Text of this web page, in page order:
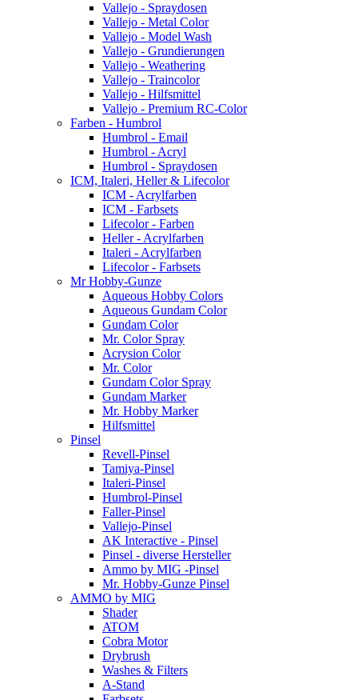
Vallejo - Spraydosen
Vallejo - Metal Color
Vallejo - Model Wash
Vallejo - Grundierungen
Vallejo - Weathering
Vallejo - Traincolor
Vallejo - Hilfsmittel
Vallejo - Premium RC-Color
Farben - Humbrol
Humbrol - Email
Humbrol - Acryl
Humbrol - Spraydosen
ICM, Italeri, Heller & Lifecolor
ICM - Acrylfarben
ICM - Farbsets
Lifecolor - Farben
Heller - Acrylfarben
Italeri - Acrylfarben
Lifecolor - Farbsets
Mr Hobby-Gunze
Aqueous Hobby Colors
Aqueous Gundam Color
Gundam Color
Mr. Color Spray
Acrysion Color
Mr. Color
Gundam Color Spray
Gundam Marker
Mr. Hobby Marker
Hilfsmittel
Pinsel
Revell-Pinsel
Tamiya-Pinsel
Italeri-Pinsel
Humbrol-Pinsel
Faller-Pinsel
Vallejo-Pinsel
AK Interactive - Pinsel
Pinsel - diverse Hersteller
Ammo by MIG -Pinsel
Mr. Hobby-Gunze Pinsel
AMMO by MIG
Shader
ATOM
Cobra Motor
Drybrush
Washes & Filters
A-Stand